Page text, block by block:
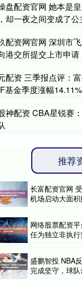
盘配资官网 她本是
却一夜之间变成了公
配资网官网 深圳市
港交所提交上市申请
配资 三季报点评：
基金季度涨幅14.11%
神配资 CBA星锐赛
推荐
长富配资官网
机场启动大面
网络股票配资
任为独立非执
盛鹏智投 NBA
完成坚守，球